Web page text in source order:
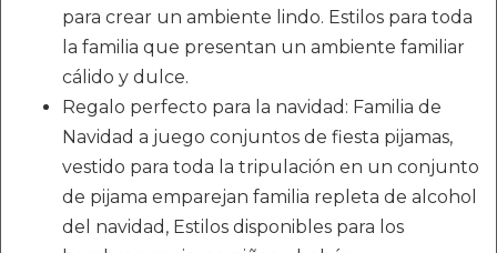
para crear un ambiente lindo. Estilos para toda
la familia que presentan un ambiente familiar
cálido y dulce.
Regalo perfecto para la navidad: Familia de
Navidad a juego conjuntos de fiesta pijamas,
vestido para toda la tripulación en un conjunto
de pijama emparejan familia repleta de alcohol
del navidad, Estilos disponibles para los